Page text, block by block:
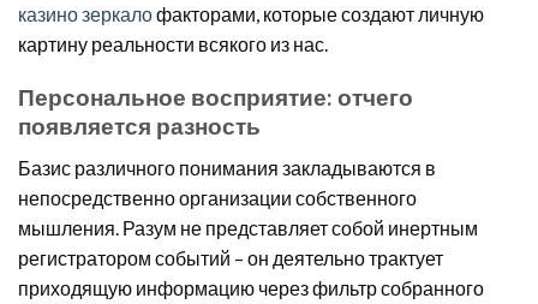
казино зеркалофакторами, которые создают личную
картину реальности всякого из нас.
Персональное восприятие: отчего
появляется разность
Базис различного понимания закладываются в
непосредственно организации собственного
мышления. Разум не представляет собой инертным
регистратором событий – он деятельно трактует
приходящую информацию через фильтр собранного